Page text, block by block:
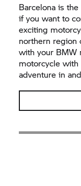
Barcelona is
if you want to
exciting
northern region
with your BMW
motorcycle with
adventure in